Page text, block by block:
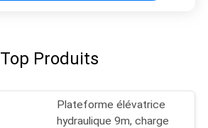
Top Produits
Plateforme élévatrice
hydraulique 9m, charge